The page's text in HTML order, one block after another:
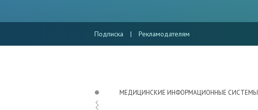
Подписка | Рекламодателям
МЕДИЦИНСКИЕ ИНФОРМАЦИОННЫЕ СИСТЕМЫ